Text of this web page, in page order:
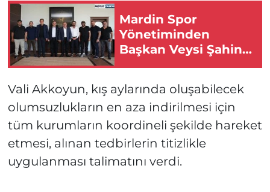
Mardin Spor
Yönetiminden
Başkan Veysi Şahin’e
Ziyaret
Vali Akkoyun, kış aylarında oluşabilecek
olumsuzlukların en aza indirilmesi için
tüm kurumların koordineli şekilde hareket
etmesi, alınan tedbirlerin titizlikle
uygulanması talimatını verdi.